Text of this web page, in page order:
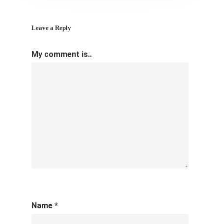
Leave a Reply
My comment is..
Name *